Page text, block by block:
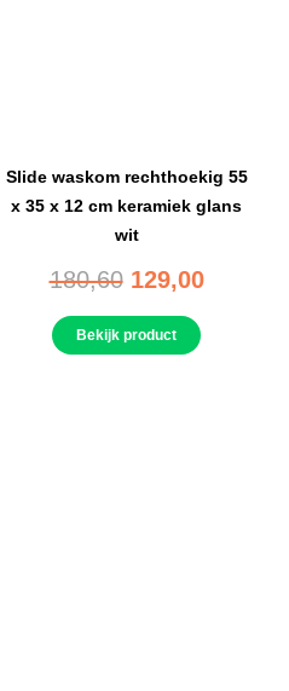
Slide waskom rechthoekig 55
x 35 x 12 cm keramiek glans
wit
180,60 129,00
Bekijk product